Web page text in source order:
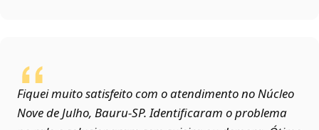
Fiquei muito satisfeito com o atendimento no Núcleo
Nove de Julho, Bauru‑SP. Identificaram o problema